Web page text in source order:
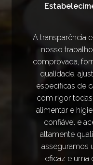
A transparência
nosso
comprovada,
qualidade,
específicas de
com rigor
alimentar e
confiável e
altamente
asseguramos
eficaz e uma